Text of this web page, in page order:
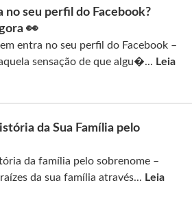
no seu perfil do Facebook?
👀
entra no seu perfil do Facebook –
sensação de que algu�... Leia
da Sua Família pelo
da família pelo sobrenome –
da sua família através... Leia